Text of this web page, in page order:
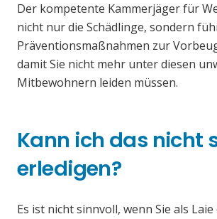
Der kompetente Kammerjäger für
nicht nur die Schädlinge, sondern
Präventionsmaßnahmen zur
damit Sie nicht mehr unter diesen
Mitbewohnern leiden müssen.
Kann ich das nicht
erledigen?
Es ist nicht sinnvoll, wenn Sie als